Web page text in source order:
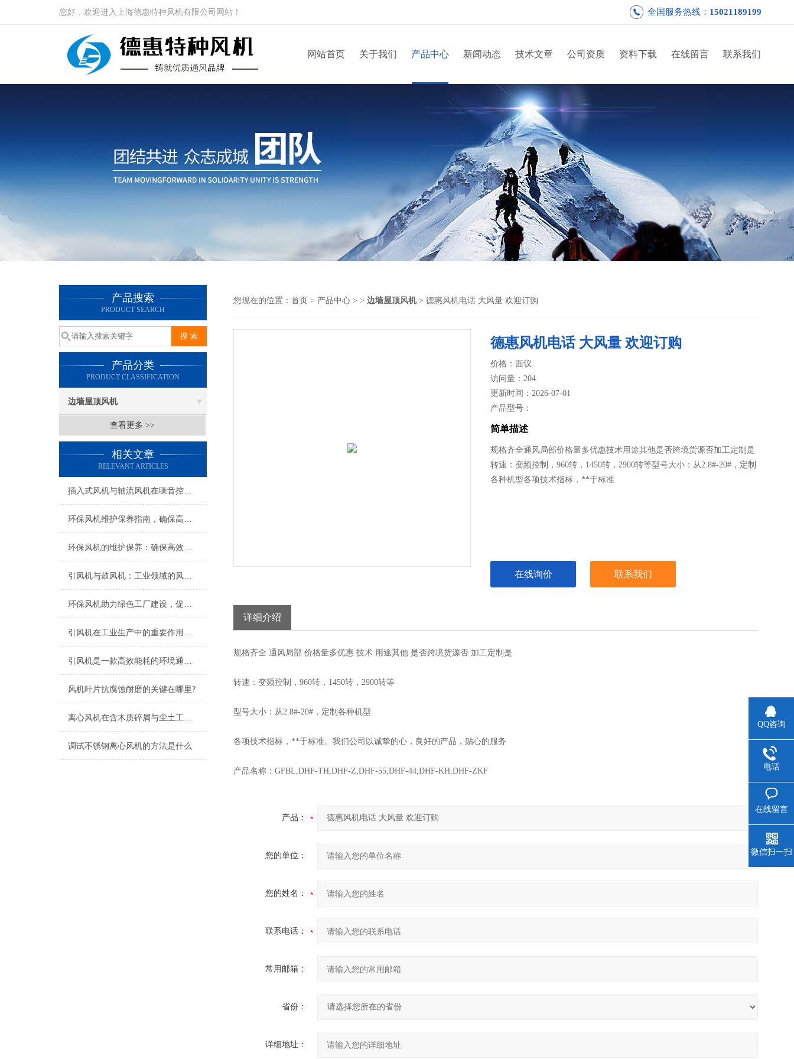
您好，欢迎进入上海德惠特种风机有限公司网站！ 全国服务热线： 15021189199
网站首页 关于我们 产品中心 新闻动态 技术文章 公司资质 资料下载 在线留言 联系我们
产品搜索
PRODUCT SEARCH
产品分类
PRODUCT CLASSIFICATION
边墙屋顶风机
查看更多 >>
相关文章
RELEVANT ARTICLES
插入式风机与轴流风机在噪音控制上有何差异？
环保风机维护保养指南，确保高效稳定运行
环保风机的维护保养：确保高效运行的关键
引风机与鼓风机：工业领域的风动双子星
环保风机助力绿色工厂建设，促进节能减排
引风机在工业生产中的重要作用及发展趋势
引风机是一款高效能耗的环境通风设备
风机叶片抗腐蚀耐磨的关键在哪里?
离心风机在含木质碎屑与尘土工况下的高效应用解析
调试不锈钢离心风机的方法是什么
您现在的位置： 首页 > 产品中心 > > 边墙屋顶风机> 德惠风机电话 大风量 欢迎订购
德惠风机电话 大风量 欢迎订购
价格：面议
访问量：204
更新时间：2026-07-01
产品型号：
简单描述
规格齐全通风局部价格量多优惠技术用途其他是否跨境货源否加工定制是
转速：变频控制，960转，1450转，2900转等型号大小：从2.8#-20#，定制
各种机型各项技术指标，**于标准
在线询价 联系我们
详细介绍
规格齐全 通风局部 价格量多优惠 技术 用途其他 是否跨境货源否 加工定制 是
转速：变频控制，960转，1450转，2900转等
型号大小：从2.8#-20#，定制各种机型
各项技术指标，**于标准。我们公司以诚挚的心，良好的产品，贴心的服务
产品名称：GFBL,DHF-TH,DHF-Z,DHF-55,DHF-44,DHF-KH,DHF-ZKF
产品：
您的单位：
您的姓名：
联系电话：
常用邮箱：
省份：
详细地址：
QQ咨询
电话
在线留言
微信扫一扫